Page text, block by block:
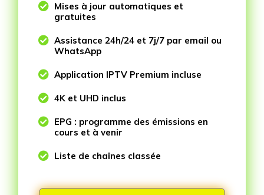
 Mises à jour automatiques et
gratuites
 Assistance 24h/24 et 7j/7 par email ou
WhatsApp
 Application IPTV Premium incluse
 4K et UHD inclus
 EPG : programme des émissions en
cours et à venir
 Liste de chaînes classée